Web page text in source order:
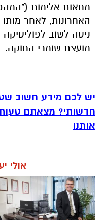
מחאות אלימות
ניסה לשוב
מועצת שומרי החוקה.
יש לכם מידע חשוב
חדשותי? מצאתם
אותנו
אולי